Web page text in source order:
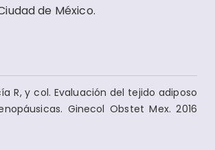
de México.
R, y col. Evaluación del tejido adiposo
Ginecol Obstet Mex. 2016